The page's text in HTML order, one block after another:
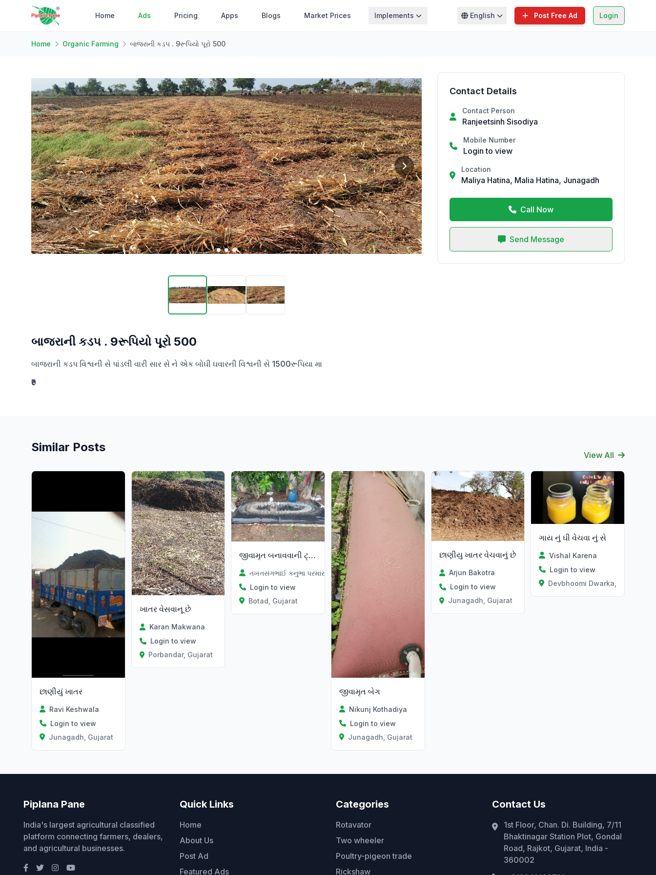
Home Ads Pricing Apps Blogs Market Prices Implements English Post Free Ad Login
Home Organic Farming બાજરાની કડપ . 9રૂપિયો પૂરો 500
બાજરાની કડપ . 9રૂપિયો પૂરો 500
બાજરાની કડપ વિશ્વની સે પાંડલી વારી સાર સે ને એક બોઘી ઘવારની વિશ્વની સે 1500રૂપિયા મા
₹9
Contact Details
Contact Person
Ranjeetsinh Sisodiya
Mobile Number
Login to view
Location
Maliya Hatina, Malia Hatina, Junagadh
Call Now
Send Message
Similar Posts
View All
છાણીયું ખાતર
Ravi Keshwala
Login to view
Junagadh, Gujarat
ખાતર વેસવાનૂ છે
Karan Makwana
Login to view
Porbandar, Gujarat
જીવામૃત બનાવવાની ટ્યુબ
તખતસંગભાઈ કનુભા પરમાર
Login to view
Botad, Gujarat
જીવામૃત બેગ
Nikunj Kothadiya
Login to view
Junagadh, Gujarat
છાણીયુ ખાતર વેચવાનું છે
Arjun Bakotra
Login to view
Junagadh, Gujarat
ગાય નું ઘી વેચવા નું સે
Vishal Karena
Login to view
Devbhoomi Dwarka, Gujarat
Piplana Pane
India's largest agricultural classified
platform connecting farmers, dealers,
and agricultural businesses.
Quick Links
Home
About Us
Post Ad
Featured Ads
Categories
Rotavator
Two wheeler
Poultry-pigeon trade
Rickshaw
Contact Us
1st Floor, Chan. Di. Building, 7/11
Bhaktinagar Station Plot, Gondal
Road, Rajkot, Gujarat, India -
360002